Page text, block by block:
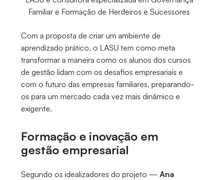
Familiar e Formação de Herdeiros e Sucessores
Com a proposta de criar um ambiente de
aprendizado prático, o LASU tem como meta
transformar a maneira como os alunos dos cursos
de gestão lidam com os desafios empresariais e
com o futuro das empresas familiares, preparando-
os para um mercado cada vez mais dinâmico e
exigente.
Formação e inovação em
gestão empresarial
Segundo os idealizadores do projeto — Ana